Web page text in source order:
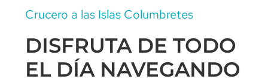
Crucero a las Islas Columbretes
DISFRUTA DE TODO
EL DÍA NAVEGANDO